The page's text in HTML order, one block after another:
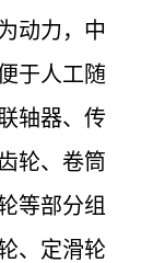
动力，中
于人工随
轴器、传
轮、卷筒
等部分组
、定滑轮